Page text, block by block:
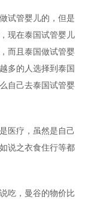
试管婴儿的，但是
现在泰国试管婴儿
而且泰国做试管婴
多的人选择到泰国
自己去泰国试管婴
医疗，虽然是自己
说之衣食住行等都
吃，曼谷的物价比